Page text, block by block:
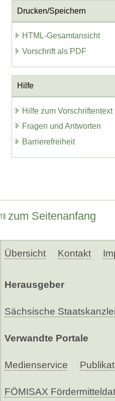
Drucken/Speichern
HTML-Gesamtansicht
Vorschrift als PDF
Hilfe
Hilfe zum Vorschriftentext
Fragen und Antworten
Barrierefreiheit
zum Seitenanfang
Übersicht Kontakt
Herausgeber
Sächsische Staatskanzlei
Verwandte Portale
Medienservice
FÖMISAX